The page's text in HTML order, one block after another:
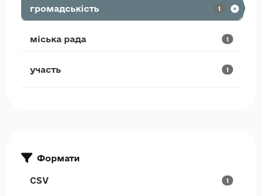
громадськість 1
міська рада 1
участь 1
Формати
CSV 1